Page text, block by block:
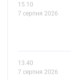
15.10
7 серпня 2026
13.40
7 серпня 2026